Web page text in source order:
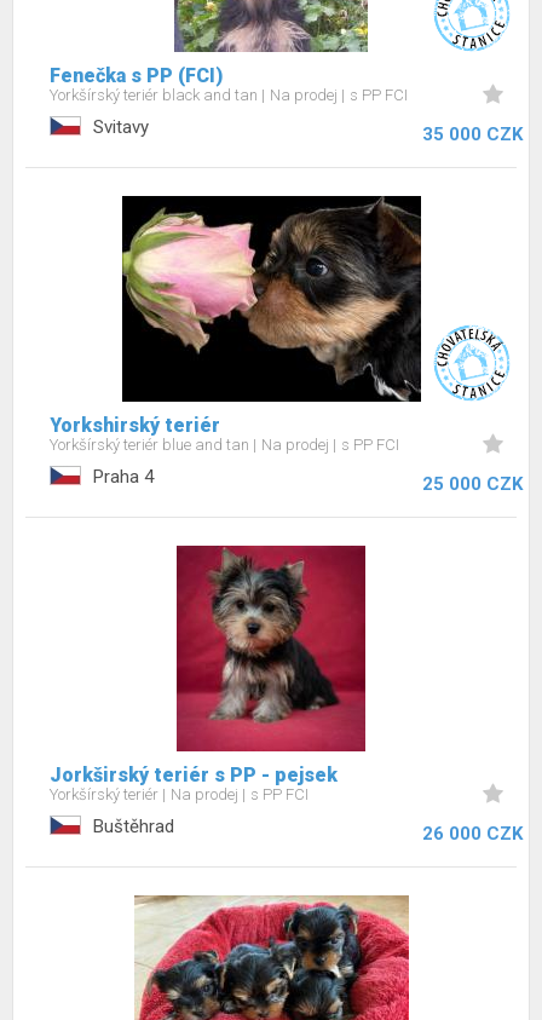
Fenečka s PP (FCI)
Yorkšírský teriér black and tan Na prodej s PP FCI
Svitavy 35 000 CZK
Yorkshirský teriér
Yorkšírský teriér blue and tan Na prodej s PP FCI
Praha 4 25 000 CZK
Jorkširský teriér s PP - pejsek
Yorkšírský teriér Na prodej s PP FCI
Buštěhrad 26 000 CZK